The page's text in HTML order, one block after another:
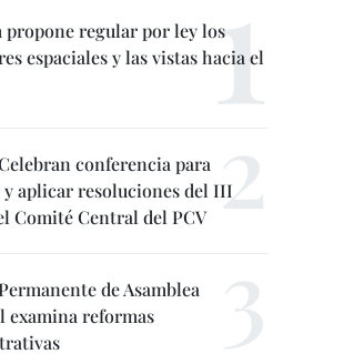
propone regular por ley los
espaciales y las vistas hacia el
conferencia para
aplicar resoluciones del III
Comité Central del PCV
de Asamblea
examina reformas